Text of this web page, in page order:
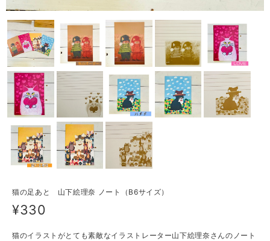
猫の足あと 山下絵理奈 ノート（B6サイズ）
¥330
猫のイラストがとても素敵なイラストレーター山下絵理奈さんのノート